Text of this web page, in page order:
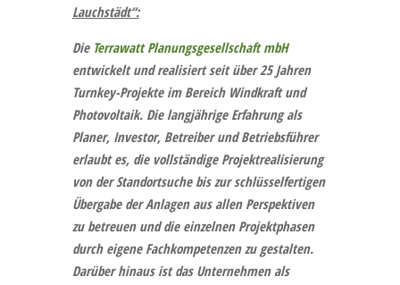
Lauchstädt“:
Die Terrawatt Planungsgesellschaft mbH
entwickelt und realisiert seit über 25 Jahren
Turnkey-Projekte im Bereich Windkraft und
Photovoltaik. Die langjährige Erfahrung als
Planer, Investor, Betreiber und Betriebsführer
erlaubt es, die vollständige Projektrealisierung
von der Standortsuche bis zur schlüsselfertigen
Übergabe der Anlagen aus allen Perspektiven
zu betreuen und die einzelnen Projektphasen
durch eigene Fachkompetenzen zu gestalten.
Darüber hinaus ist das Unternehmen als